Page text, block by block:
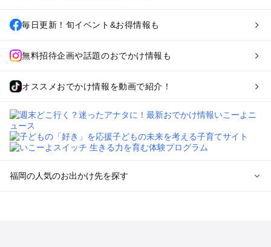
毎日更新！旬イベント&お得情報も
無料招待企画や話題のおでかけ情報も
オススメおでかけ情報を動画で紹介！
福岡の人気のお出かけ先を探す